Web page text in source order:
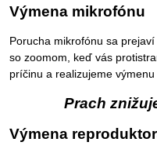
Výmena mikrofónu
Porucha mikrofónu sa
so zoomom, keď vás
príčinu a realizujeme výmenu
Prach
Výmena